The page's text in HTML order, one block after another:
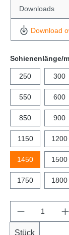
Downloads
Download
Schienenlänge/
250 300
550 600
850 900
1150 1200
1450 1500
1750 1800
Stück